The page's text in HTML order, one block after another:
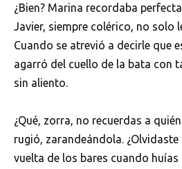
¿Bien? Marina recordaba
Javier, siempre colérico, no solo
Cuando se atrevió a decirle que
agarró del cuello de la bata con
sin aliento.
¿Qué, zorra, no recuerdas a
rugió, zarandeándola.
vuelta de los bares cuando huías